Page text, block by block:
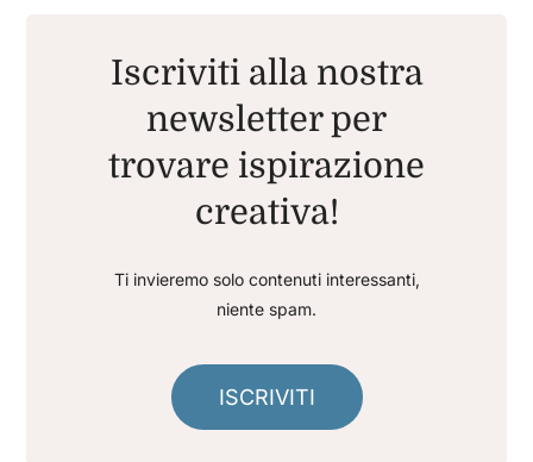
Iscriviti alla nostra
newsletter per
trovare ispirazione
creativa!
Ti invieremo solo contenuti interessanti,
niente spam.
ISCRIVITI